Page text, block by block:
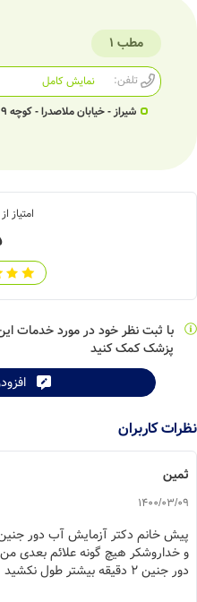
مطب 1
تلفن:
نمایش کامل
شیراز - خیابان ملاصدرا - کوچه 9 - ساختمان پزشکان رازی
امتیاز
با ثبت نظر خود در مورد خدمات
پزشک کمک کنید
نظرات کاربران
ثمین
1400/03/09
پیش خانم دکتر آزمایش آب دور جنین
و خداروشکر هیچ گونه علائم بعدی
دور جنین ۲ دقیقه بیشتر طول نکشید